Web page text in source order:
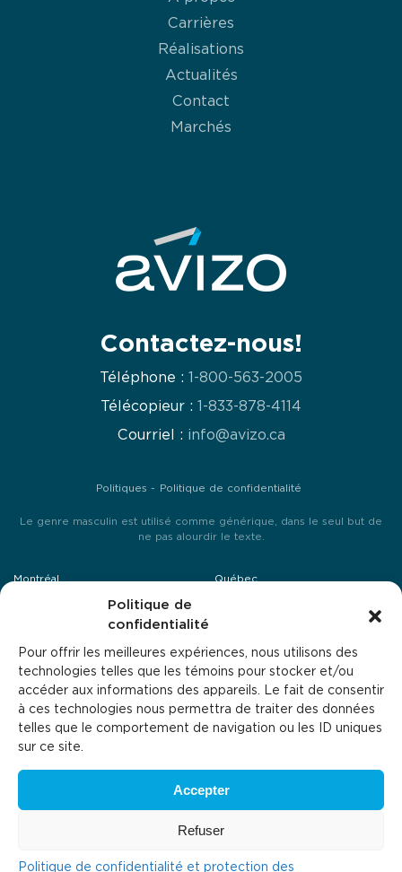
Politique de
confidentialité
Pour offrir les meilleures expériences, nous utilisons des
technologies telles que les témoins pour stocker et/ou
accéder aux informations des appareils. Le fait de consentir
à ces technologies nous permettra de traiter des données
telles que le comportement de navigation ou les ID uniques
sur ce site.
Accepter
Refuser
Politique de confidentialité et protection des
Carrières
Réalisations
Actualités
Contact
Marchés
Contactez-nous!
Téléphone : 1-800-563-2005
Télécopieur : 1-833-878-4114
Courriel : info@avizo.ca
Politiques Politique de confidentialité
Le genre masculin est utilisé comme générique, dans le seul but de
ne pas alourdir le texte.
Montréal
25, avenue Mozart Est, suite 201
Québec
418-864-0446
1994, rue Michelin
Laval H7L 5C2
Sherbrooke
1125, rue de Cherbourg
© Avizo - Tous droits réservés